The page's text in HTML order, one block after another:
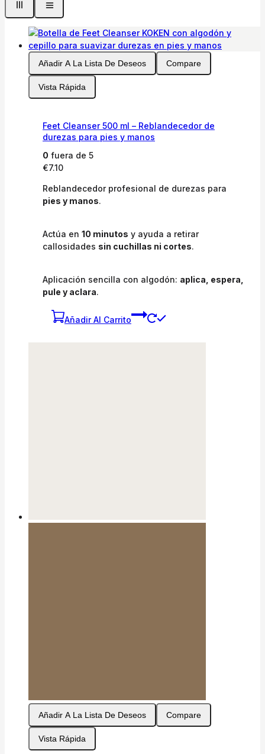
Añadir A La Lista De Deseos Compare
Vista Rápida
Feet Cleanser 500 ml – Reblandecedor de
durezas para pies y manos
0 fuera de 5
€7.10
Reblandecedor profesional de durezas para
pies y manos.
Actúa en 10 minutos y ayuda a retirar
callosidades sin cuchillas ni cortes.
Aplicación sencilla con algodón: aplica, espera,
pule y aclara.
Añadir Al Carrito
Añadir A La Lista De Deseos Compare
Vista Rápida